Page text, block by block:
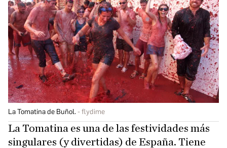
La Tomatina de Buñol. flydime
La Tomatina es una de las festividades más
singulares (y divertidas) de España. Tiene